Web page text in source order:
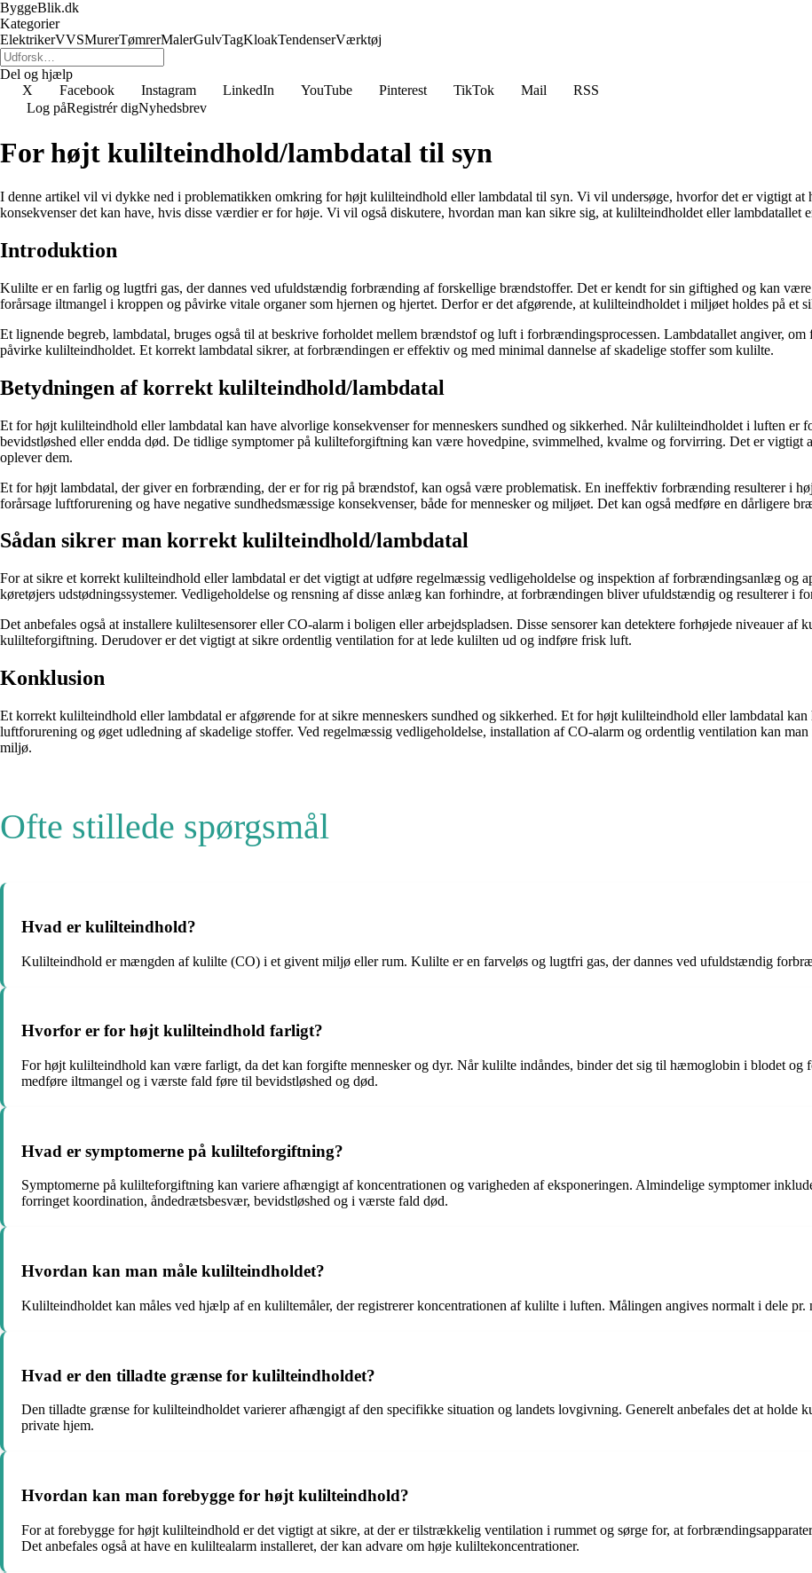
ByggeBlik.dk
Kategorier
ElektrikerVVSMurerTømrerMalerGulvTagKloakTendenserVærktøj
Del og hjælp
X
Facebook Instagram LinkedIn YouTube Pinterest TikTok Mail
RSS
Log påRegistrér digNyhedsbrev
For højt kulilteindhold/lambdatal til syn
I denne artikel vil vi dykke ned i problematikken omkring for højt kulilteindhold eller lambdatal til syn. Vi vil undersøge, hvorfor det er vigtigt
konsekvenser det kan have, hvis disse værdier er for høje. Vi vil også diskutere, hvordan man kan sikre sig, at kulilteindholdet eller lambdatallet
Introduktion
Kulilte er en farlig og lugtfri gas, der dannes ved ufuldstændig forbrænding af forskellige brændstoffer. Det er kendt for sin giftighed og kan
forårsage iltmangel i kroppen og påvirke vitale organer som hjernen og hjertet. Derfor er det afgørende, at kulilteindholdet i miljøet holdes på et
Et lignende begreb, lambdatal, bruges også til at beskrive forholdet mellem brændstof og luft i forbrændingsprocessen. Lambdatallet angiver,
påvirke kulilteindholdet. Et korrekt lambdatal sikrer, at forbrændingen er effektiv og med minimal dannelse af skadelige stoffer som kulilte.
Betydningen af korrekt kulilteindhold/lambdatal
Et for højt kulilteindhold eller lambdatal kan have alvorlige konsekvenser for menneskers sundhed og sikkerhed. Når kulilteindholdet i luften
bevidstløshed eller endda død. De tidlige symptomer på kulilteforgiftning kan være hovedpine, svimmelhed, kvalme og forvirring. Det er vigtigt
oplever dem.
Et for højt lambdatal, der giver en forbrænding, der er for rig på brændstof, kan også være problematisk. En ineffektiv forbrænding resulterer i
forårsage luftforurening og have negative sundhedsmæssige konsekvenser, både for mennesker og miljøet. Det kan også medføre en dårligere
Sådan sikrer man korrekt kulilteindhold/lambdatal
For at sikre et korrekt kulilteindhold eller lambdatal er det vigtigt at udføre regelmæssig vedligeholdelse og inspektion af forbrændingsanlæg og
køretøjers udstødningssystemer. Vedligeholdelse og rensning af disse anlæg kan forhindre, at forbrændingen bliver ufuldstændig og resulterer i
Det anbefales også at installere kuliltesensorer eller CO-alarm i boligen eller arbejdspladsen. Disse sensorer kan detektere forhøjede niveauer af
kulilteforgiftning. Derudover er det vigtigt at sikre ordentlig ventilation for at lede kulilten ud og indføre frisk luft.
Konklusion
Et korrekt kulilteindhold eller lambdatal er afgørende for at sikre menneskers sundhed og sikkerhed. Et for højt kulilteindhold eller lambdatal
luftforurening og øget udledning af skadelige stoffer. Ved regelmæssig vedligeholdelse, installation af CO-alarm og ordentlig ventilation kan
miljø.
Ofte stillede spørgsmål
Hvad er kulilteindhold?
Kulilteindhold er mængden af kulilte (CO) i et givent miljø eller rum. Kulilte er en farveløs og lugtfri gas, der dannes ved ufuldstændig
Hvorfor er for højt kulilteindhold farligt?
For højt kulilteindhold kan være farligt, da det kan forgifte mennesker og dyr. Når kulilte indåndes, binder det sig til hæmoglobin i blodet og
medføre iltmangel og i værste fald føre til bevidstløshed og død.
Hvad er symptomerne på kulilteforgiftning?
Symptomerne på kulilteforgiftning kan variere afhængigt af koncentrationen og varigheden af eksponeringen. Almindelige symptomer
forringet koordination, åndedrætsbesvær, bevidstløshed og i værste fald død.
Hvordan kan man måle kulilteindholdet?
Kulilteindholdet kan måles ved hjælp af en kuliltemåler, der registrerer koncentrationen af kulilte i luften. Målingen angives normalt i dele
Hvad er den tilladte grænse for kulilteindholdet?
Den tilladte grænse for kulilteindholdet varierer afhængigt af den specifikke situation og landets lovgivning. Generelt anbefales det at holde
private hjem.
Hvordan kan man forebygge for højt kulilteindhold?
For at forebygge for højt kulilteindhold er det vigtigt at sikre, at der er tilstrækkelig ventilation i rummet og sørge for, at
Det anbefales også at have en kuliltealarm installeret, der kan advare om høje kuliltekoncentrationer.